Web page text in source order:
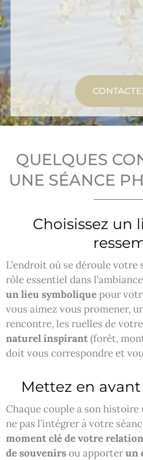
QUELQUES
UNE SÉANCE
Choisissez un
L’endroit où se déroule votre
rôle essentiel dans
un lieu symboliquepour
vous aimez vous promener,
rencontre, les ruelles de
naturel inspirant(forêt,
doit vous correspondre et
Mettez en
Chaque couple a son
ne pas l’intégrer à votre
moment clé de votre relation
de souvenirsou apporterun